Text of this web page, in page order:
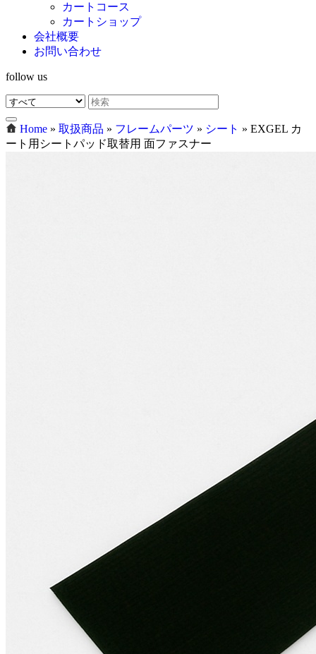
カートコース
カートショップ
会社概要
お問い合わせ
follow us
Home » 取扱商品 » フレームパーツ » シート » EXGEL カ
ート用シートパッド取替用 面ファスナー